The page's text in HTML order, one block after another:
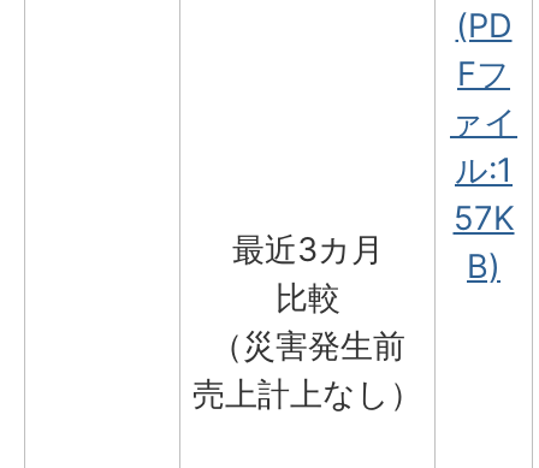
(PD
Fフ
ァイ
ル:1
57K
B)
最近3カ月
比較
（災害発生前
売上計上なし）